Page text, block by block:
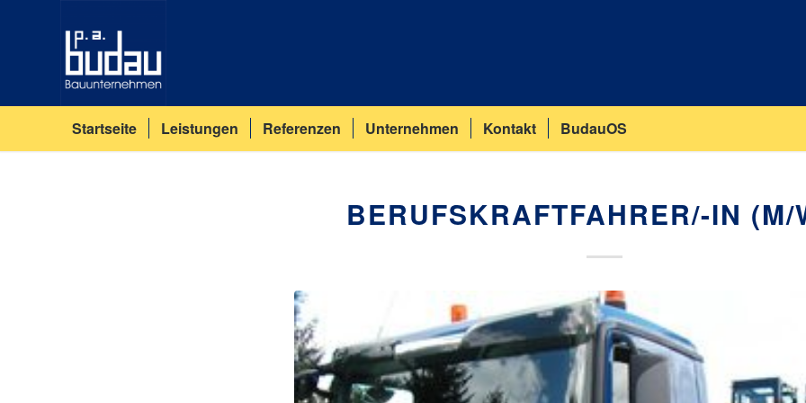
Startseite Leistungen Referenzen Unternehmen Kontakt BudauOS
BERUFSKRAFTFAHRER/-IN (M/